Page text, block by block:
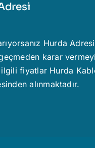
Hurda
karar
fiyatlar Hurda
alınmaktadır.